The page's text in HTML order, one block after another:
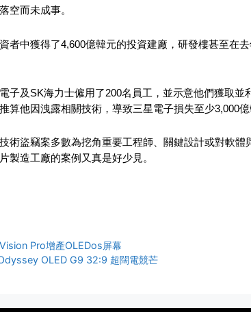
空而未成事。
者中獲得了4,600億韓元的投資建廠，研發樓甚至在
子及SK海力士僱用了200名員工，並示意他們獲取並
算他因洩露相關技術，導致三星電子損失至少3,000億
術盜竊案多數為挖角重要工程師、關鍵設計或對軟體
製造工廠的案例又真是好少見。
Pro增產OLEDos屏幕
OLED G9 32:9 超闊電競芒